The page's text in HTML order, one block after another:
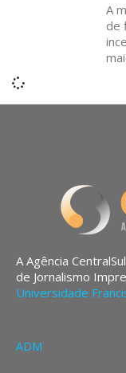
A
de
A Agência
de Jornalismo
Universidade
ADM